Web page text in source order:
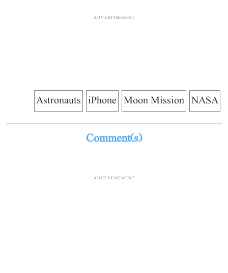
ADVERTISEMENT
NASA
Moon Mission
iPhone
Astronauts
Comment(s)
ADVERTISEMENT